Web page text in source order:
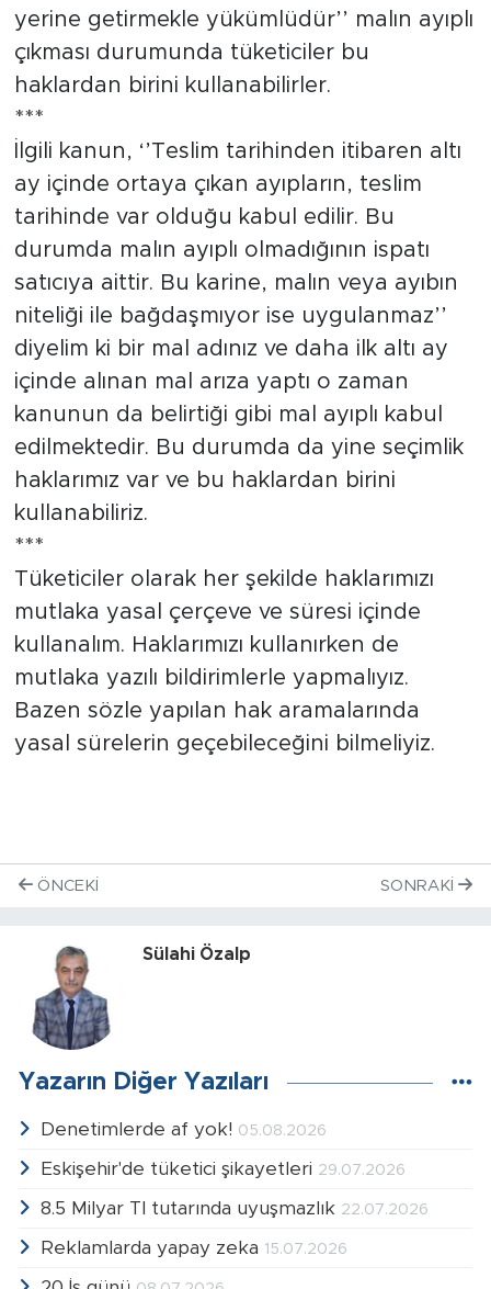
yerine getirmekle yükümlüdür’’ malın ayıplı
çıkması durumunda tüketiciler bu
haklardan birini kullanabilirler.
***
İlgili kanun, ‘’Teslim tarihinden itibaren altı
ay içinde ortaya çıkan ayıpların, teslim
tarihinde var olduğu kabul edilir. Bu
durumda malın ayıplı olmadığının ispatı
satıcıya aittir. Bu karine, malın veya ayıbın
niteliği ile bağdaşmıyor ise uygulanmaz’’
diyelim ki bir mal adınız ve daha ilk altı ay
içinde alınan mal arıza yaptı o zaman
kanunun da belirtiği gibi mal ayıplı kabul
edilmektedir. Bu durumda da yine seçimlik
haklarımız var ve bu haklardan birini
kullanabiliriz.
***
Tüketiciler olarak her şekilde haklarımızı
mutlaka yasal çerçeve ve süresi içinde
kullanalım. Haklarımızı kullanırken de
mutlaka yazılı bildirimlerle yapmalıyız.
Bazen sözle yapılan hak aramalarında
yasal sürelerin geçebileceğini bilmeliyiz.
ÖNCEKI SONRAKI
Sülahi Özalp
Yazarın Diğer Yazıları
Denetimlerde af yok! 05.08.2026
Eskişehir'de tüketici şikayetleri 29.07.2026
8.5 Milyar Tl tutarında uyuşmazlık 22.07.2026
Reklamlarda yapay zeka 15.07.2026